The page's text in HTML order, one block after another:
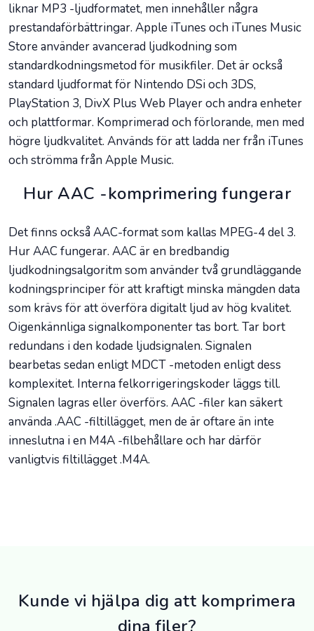
liknar MP3 -ljudformatet, men innehåller några
prestandaförbättringar. Apple iTunes och iTunes Music
Store använder avancerad ljudkodning som
standardkodningsmetod för musikfiler. Det är också
standard ljudformat för Nintendo DSi och 3DS,
PlayStation 3, DivX Plus Web Player och andra enheter
och plattformar. Komprimerad och förlorande, men med
högre ljudkvalitet. Används för att ladda ner från iTunes
och strömma från Apple Music.
Hur AAC -komprimering fungerar
Det finns också AAC-format som kallas MPEG-4 del 3.
Hur AAC fungerar. AAC är en bredbandig
ljudkodningsalgoritm som använder två grundläggande
kodningsprinciper för att kraftigt minska mängden data
som krävs för att överföra digitalt ljud av hög kvalitet.
Oigenkännliga signalkomponenter tas bort. Tar bort
redundans i den kodade ljudsignalen. Signalen
bearbetas sedan enligt MDCT -metoden enligt dess
komplexitet. Interna felkorrigeringskoder läggs till.
Signalen lagras eller överförs. AAC -filer kan säkert
använda .AAC -filtillägget, men de är oftare än inte
inneslutna i en M4A -filbehållare och har därför
vanligtvis filtillägget .M4A.
Kunde vi hjälpa dig att komprimera
dina filer?